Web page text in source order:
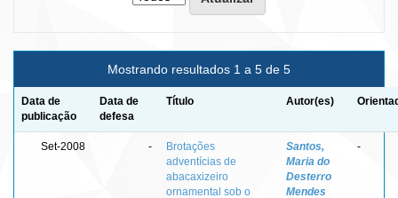
Mostrando resultados 1 a 5 de 5
Data de
publicação
Data de
defesa
Título Autor(es)
Set-2008 -
Brotações
adventícias de
abacaxizeiro
ornamental sob o
Santos,
Maria do
Desterro
Mendes
-